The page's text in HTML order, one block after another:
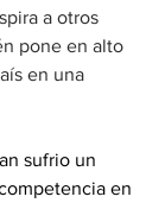
a otros
pone en alto
en una
sufrio un
en